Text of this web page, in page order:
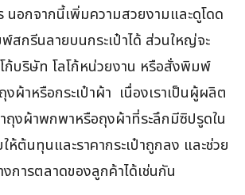
อกจากนี้เพิ่มความสวยงามและดูโดด
สกรีนลายบนกระเป๋าได้ ส่วนใหญ่จะ
ก้บริษัท โลโก้หน่วยงาน หรือสั่งพิมพ์
ผ้าหรือกระเป๋าผ้า เนื่องเราเป็นผู้ผลิต
ถุงผ้าพกพาหรือถุงผ้าที่ระลึกมีซิปรูดใน
ห้ต้นทุนและราคากระเป๋าถูกลง และช่วย
การตลาดของลูกค้าได้เช่นกัน